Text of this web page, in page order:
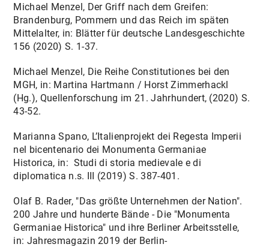
Michael Menzel, Der Griff nach dem Greifen:
Brandenburg, Pommern und das Reich im späten
Mittelalter, in: Blätter für deutsche Landesgeschichte
156 (2020) S. 1-37.
Michael Menzel, Die Reihe Constitutiones bei den
MGH, in: Martina Hartmann / Horst Zimmerhackl
(Hg.), Quellenforschung im 21. Jahrhundert, (2020) S.
43-52.
Marianna Spano, L’Italienprojekt dei Regesta Imperii
nel bicentenario dei Monumenta Germaniae
Historica, in: Studi di storia medievale e di
diplomatica n.s. III (2019) S. 387-401.
Olaf B. Rader, "Das größte Unternehmen der Nation".
200 Jahre und hunderte Bände - Die "Monumenta
Germaniae Historica" und ihre Berliner Arbeitsstelle,
in: Jahresmagazin 2019 der Berlin-